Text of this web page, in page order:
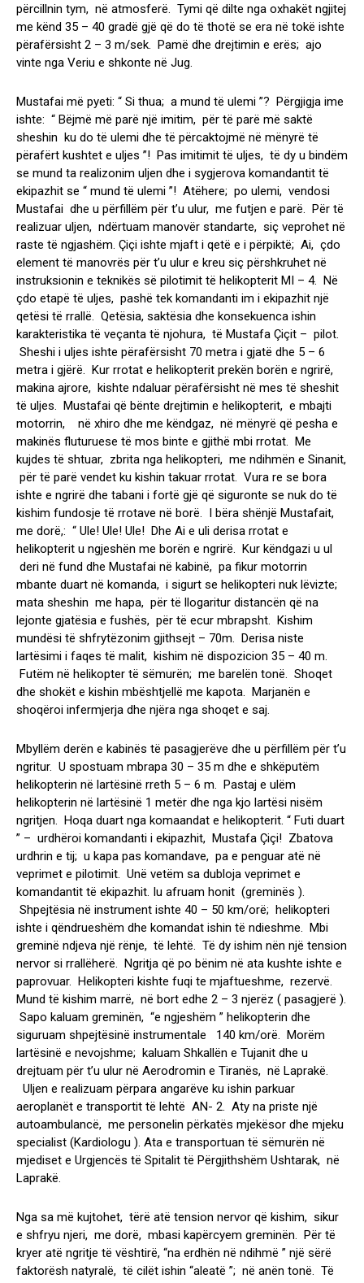
përcillnin tym, në atmosferë. Tymi që dilte nga oxhakët ngjitej
me kënd 35 – 40 gradë gjë që do të thotë se era në tokë ishte
përafërsisht 2 – 3 m/sek. Pamë dhe drejtimin e erës; ajo
vinte nga Veriu e shkonte në Jug.
Mustafai më pyeti: “ Si thua; a mund të ulemi ”? Përgjigja ime
ishte: “ Bëjmë më parë një imitim, për të parë më saktë
sheshin ku do të ulemi dhe të përcaktojmë në mënyrë të
përafërt kushtet e uljes ”! Pas imitimit të uljes, të dy u bindëm
se mund ta realizonim uljen dhe i sygjerova komandantit të
ekipazhit se “ mund të ulemi ”! Atëhere; po ulemi, vendosi
Mustafai dhe u përfillëm për t’u ulur, me futjen e parë. Për të
realizuar uljen, ndërtuam manovër standarte, siç veprohet në
raste të ngjashëm. Çiçi ishte mjaft i qetë e i përpiktë; Ai, çdo
element të manovrës për t’u ulur e kreu siç përshkruhet në
instruksionin e teknikës së pilotimit të helikopterit MI – 4. Në
çdo etapë të uljes, pashë tek komandanti im i ekipazhit një
qetësi të rrallë. Qetësia, saktësia dhe konsekuenca ishin
karakteristika të veçanta të njohura, të Mustafa Çiçit – pilot.
Sheshi i uljes ishte përafërsisht 70 metra i gjatë dhe 5 – 6
metra i gjërë. Kur rrotat e helikopterit prekën borën e ngrirë,
makina ajrore, kishte ndaluar përafërsisht në mes të sheshit
të uljes. Mustafai që bënte drejtimin e helikopterit, e mbajti
motorrin, në xhiro dhe me këndgaz, në mënyrë që pesha e
makinës fluturuese të mos binte e gjithë mbi rrotat. Me
kujdes të shtuar, zbrita nga helikopteri, me ndihmën e Sinanit,
për të parë vendet ku kishin takuar rrotat. Vura re se bora
ishte e ngrirë dhe tabani i fortë gjë që siguronte se nuk do të
kishim fundosje të rrotave në borë. I bëra shënjë Mustafait,
me dorë,: “ Ule! Ule! Ule! Dhe Ai e uli derisa rrotat e
helikopterit u ngjeshën me borën e ngrirë. Kur këndgazi u ul
deri në fund dhe Mustafai në kabinë, pa fikur motorrin
mbante duart në komanda, i sigurt se helikopteri nuk lëvizte;
mata sheshin me hapa, për të llogaritur distancën që na
lejonte gjatësia e fushës, për të ecur mbrapsht. Kishim
mundësi të shfrytëzonim gjithsejt – 70m. Derisa niste
lartësimi i faqes të malit, kishim në dispozicion 35 – 40 m.
Futëm në helikopter të sëmurën; me barelën tonë. Shoqet
dhe shokët e kishin mbështjellë me kapota. Marjanën e
shoqëroi infermjerja dhe njëra nga shoqet e saj.
Mbyllëm derën e kabinës të pasagjerëve dhe u përfillëm për t’u
ngritur. U spostuam mbrapa 30 – 35 m dhe e shkëputëm
helikopterin në lartësinë rreth 5 – 6 m. Pastaj e ulëm
helikopterin në lartësinë 1 metër dhe nga kjo lartësi nisëm
ngritjen. Hoqa duart nga komaandat e helikopterit. “ Futi duart
” – urdhëroi komandanti i ekipazhit, Mustafa Çiçi! Zbatova
urdhrin e tij; u kapa pas komandave, pa e penguar atë në
veprimet e pilotimit. Unë vetëm sa dubloja veprimet e
komandantit të ekipazhit. Iu afruam honit (greminës ).
Shpejtësia në instrument ishte 40 – 50 km/orë; helikopteri
ishte i qëndrueshëm dhe komandat ishin të ndieshme. Mbi
greminë ndjeva një rënje, të lehtë. Të dy ishim nën një tension
nervor si rrallëherë. Ngritja që po bënim në ata kushte ishte e
paprovuar. Helikopteri kishte fuqi te mjaftueshme, rezervë.
Mund të kishim marrë, në bort edhe 2 – 3 njerëz ( pasagjerë ).
Sapo kaluam greminën, “e ngjeshëm ” helikopterin dhe
siguruam shpejtësinë instrumentale 140 km/orë. Morëm
lartësinë e nevojshme; kaluam Shkallën e Tujanit dhe u
drejtuam për t’u ulur në Aerodromin e Tiranës, në Laprakë.
Uljen e realizuam përpara angarëve ku ishin parkuar
aeroplanët e transportit të lehtë AN- 2. Aty na priste një
autoambulancë, me personelin përkatës mjekësor dhe mjeku
specialist (Kardiologu ). Ata e transportuan të sëmurën në
mjediset e Urgjencës të Spitalit të Përgjithshëm Ushtarak, në
Laprakë.
Nga sa më kujtohet, tërë atë tension nervor që kishim, sikur
e shfryu njeri, me dorë, mbasi kapërcyem greminën. Për të
kryer atë ngritje të vështirë, “na erdhën në ndihmë ” një sërë
faktorësh natyralë, të cilët ishin “aleatë ”; në anën tonë. Të